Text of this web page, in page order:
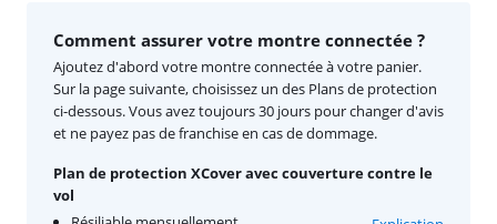
Comment assurer votre montre connectée ?
Ajoutez d'abord votre montre connectée à votre panier.
Sur la page suivante, choisissez un des Plans de protection
ci-dessous. Vous avez toujours 30 jours pour changer d'avis
et ne payez pas de franchise en cas de dommage.
Plan de protection XCover avec couverture contre le
vol